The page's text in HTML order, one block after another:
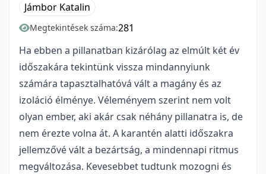
Jámbor Katalin
Megtekintések száma:281
Ha ebben a pillanatban kizárólag az elmúlt két év
időszakára tekintünk vissza mindannyiunk
számára tapasztalhatóvá vált a magány és az
izoláció élménye. Véleményem szerint nem volt
olyan ember, aki akár csak néhány pillanatra is, de
nem érezte volna át. A karantén alatti időszakra
jellemzővé vált a bezártság, a mindennapi ritmus
megváltozása. Kevesebbet tudtunk mozogni és